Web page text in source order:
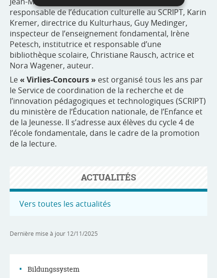
responsable de l’éducation culturelle au SCRIPT, Karin
Kremer, directrice du Kulturhaus, Guy Medinger,
inspecteur de l’enseignement fondamental, Irène
Petesch, institutrice et responsable d’une
bibliothèque scolaire, Christiane Rausch, actrice et
Nora Wagener, auteur.
Le« Virlies-Concours » est organisé tous les ans par
le Service de coordination de la recherche et de
l’innovation pédagogiques et technologiques (SCRIPT)
du ministère de l‘Éducation nationale, de l’Enfance et
de la Jeunesse. Il s’adresse aux élèves du cycle 4 de
l’école fondamentale, dans le cadre de la promotion
de la lecture.
ACTUALITÉS
Vers toutes les actualités
Dernière mise à jour 12/11/2025
Bildungssystem